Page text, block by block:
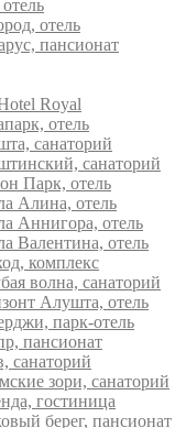
отель
пансионат
Royal
отель
санаторий
санаторий
Парк, отель
Алина, отель
Аннигора, отель
Валентина, отель
комплекс
волна, санаторий
Алушта, отель
парк-отель
пансионат
санаторий
зори, санаторий
гостиница
берег, пансионат